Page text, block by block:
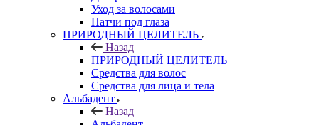
Уход за волосами
Патчи под глаза
ПРИРОДНЫЙ ЦЕЛИТЕЛЬ
Назад
ПРИРОДНЫЙ ЦЕЛИТЕЛЬ
Средства для волос
Средства для лица и тела
Альбадент
Назад